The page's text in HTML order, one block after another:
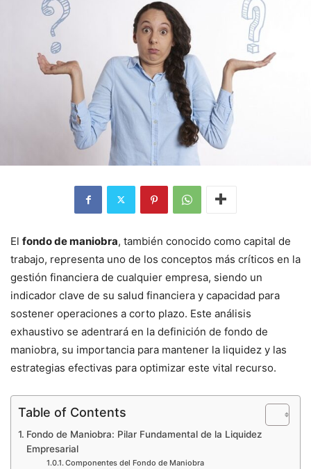
El fondo de maniobra, también conocido como capital de
trabajo, representa uno de los conceptos más críticos en la
gestión financiera de cualquier empresa, siendo un
indicador clave de su salud financiera y capacidad para
sostener operaciones a corto plazo. Este análisis
exhaustivo se adentrará en la definición de fondo de
maniobra, su importancia para mantener la liquidez y las
estrategias efectivas para optimizar este vital recurso.
Table of Contents
Fondo de Maniobra: Pilar Fundamental de la Liquidez
Empresarial
Componentes del Fondo de Maniobra